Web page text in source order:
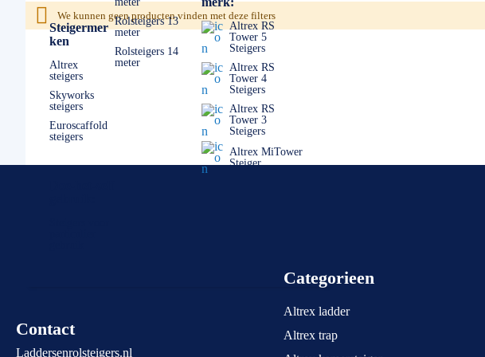
Steigermer
ken
Altrex
steigers
Skyworks
steigers
Euroscaffold
steigers
Rolsteigers 13
meter
Rolsteigers 14
meter
Altrex RS
Tower 5
Steigers
Altrex RS
Tower 4
Steigers
Altrex RS
Tower 3
Steigers
Altrex MiTower
Steiger
Mocht u er echt niet uitkomen, dan staan wij altijd voor u klaar. U kunt ons bereiken
We kunnen geen producten vinden met deze filters
Contact
Laddersenrolsteigers.nl
Categorieen
Altrex ladder
Altrex trap